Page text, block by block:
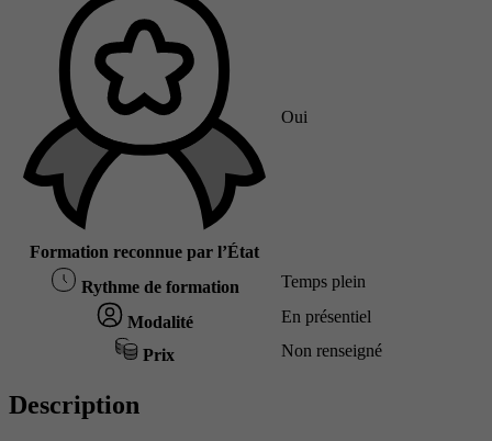
Formation reconnue par l’État
Oui
Rythme de formation Temps plein
Modalité En présentiel
Prix Non renseigné
Description